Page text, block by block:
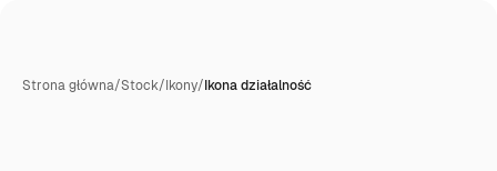
Strona główna/Stock/Ikony/Ikona działalność